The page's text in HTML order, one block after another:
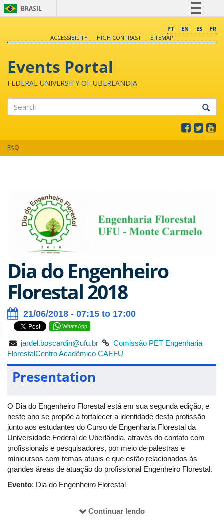
BRASIL
Comunica BR
Canais
PT EN ES
FR
ACCESSIBILITY
HIGH CONTRAST SITEMAP
Events Portal
FEDERAL UNIVERSITY OF UBERLANDIA
FAQ
Dia do Engenheiro
Florestal 2018
21/06/2018 - 07:15 to 17:00
WhatsApp
jardel.boscardin@ufu.br
Comissão PET Engenharia
FlorestalCentro Acadêmico CAEFU
Presentation
O Dia do Engenheiro Florestal está em sua segunda edição, e
neste ano se propõe a fortalecer a identidade desta profissão
junto aos estudantes do Curso de Engenharia Florestal da
Universidade Federal de Uberlândia, através do contato com
profissionais e pesquisadores, por meio de palestras e
minicursos com temas atuais e que estão relacionados às
grandes áreas de atuação do profissional Engenheiro Florestal.
Evento: Dia do Engenheiro Florestal
: Sala 406, Bloco B, da Universidade Federal
Continuar lendo